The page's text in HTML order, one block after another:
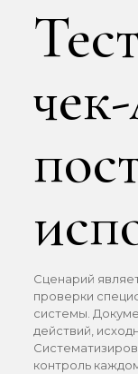
Сценарий
проверки
системы.
действий,
контроль